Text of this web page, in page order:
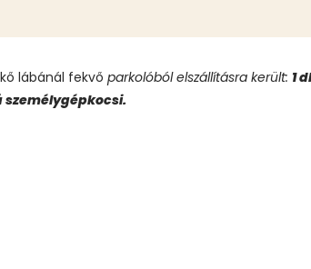
lábánál fekvő parkolóból elszállításra került: 1
személygépkocsi.